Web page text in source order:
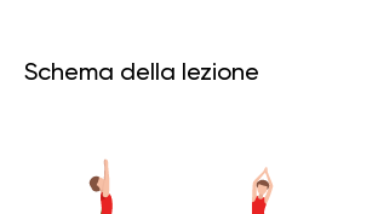
Schema della lezione